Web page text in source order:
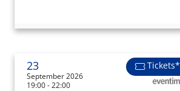
23
September 2026
19:00 - 22:00
Tickets*